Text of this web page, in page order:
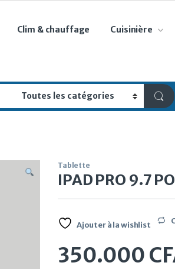
Clim & chauffage Cuisinière
Tablette
IPAD PRO 9.7
Ajouter à la wishlist
350.000